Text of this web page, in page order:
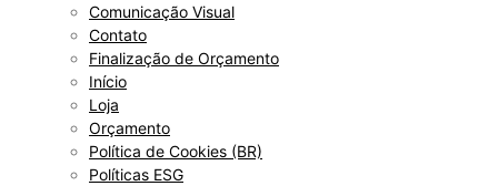
Comunicação Visual
Contato
Finalização de Orçamento
Início
Loja
Orçamento
Política de Cookies (BR)
Políticas ESG